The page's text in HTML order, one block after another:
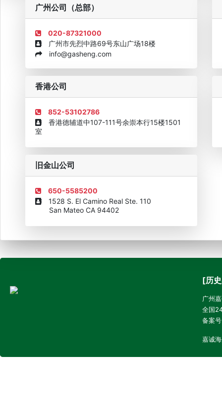
企业诚信AAAAA奖牌2015 欧美澳最具价值品牌移民机构
广州公司（总部）
020-87321000
广州市先烈中路69号东山广场18楼
info@gasheng.com
香港公司
852-53102786
香港德辅道中107-111号余崇本行15楼1501
室
旧金山公司
650-5585200
1528 S. El Camino Real Ste. 110
San Mateo CA 94402
[历
广州
全国
备案
嘉诚